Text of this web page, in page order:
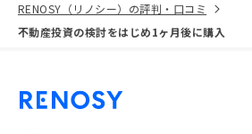
RENOSY（リノシー）の評判・口コミ
不動産投資の検討をはじめ1ヶ月後に購入